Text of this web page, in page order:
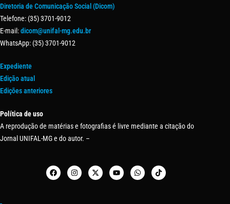
Diretoria de Comunicação Social (Dicom)
Telefone: (35) 3701-9012
E-mail:dicom@unifal-mg.edu.br
WhatsApp: (35) 3701-9012
Expediente
Edição atual
Edições anteriores
Política de uso
A reprodução de matérias e fotografias é livre mediante a citação do
Jornal UNIFAL-MG e do autor. –